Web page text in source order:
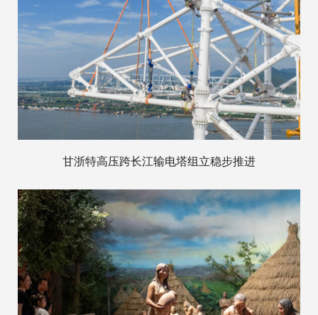
甘浙特高压跨长江输电塔组立稳步推进